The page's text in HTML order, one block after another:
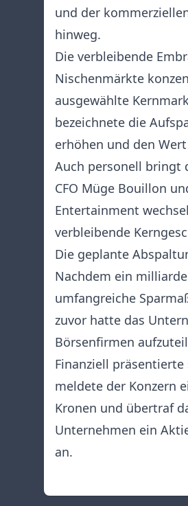
und der
hinweg.
Die verbleibende
Nischenmärkte
ausgewählte
bezeichnete die
erhöhen und den
Auch personell bringt
CFO Müge Bouillon
Entertainment
verbleibende
Die geplante
Nachdem ein
umfangreiche
zuvor hatte das
Börsenfirmen
Finanziell
meldete der Konzern
Kronen und übertraf
Unternehmen ein
an.